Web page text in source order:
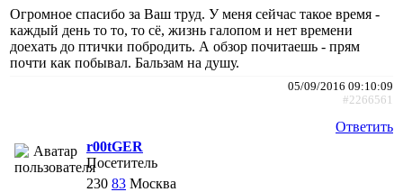
Огромное спасибо за Ваш труд. У меня сейчас такое время -
каждый день то то, то сё, жизнь галопом и нет времени
доехать до птички побродить. А обзор почитаешь - прям
почти как побывал. Бальзам на душу.
05/09/2016 09:10:09
#2266561
Ответить
r00tGER
Посетитель
230 83 Москва